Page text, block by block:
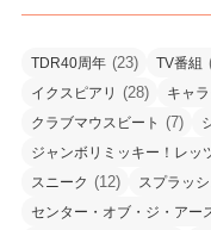
TDR40周年 (23) TV番組
イクスピアリ (28) キャ
クラブマウスビート (7)
ジャンボリミッキー！レッ
スニーク (12) スプラッ
センター・オブ・ジ・アー